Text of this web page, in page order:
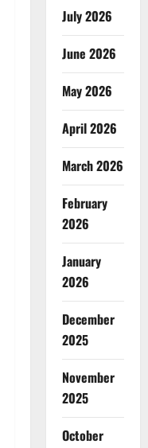
July 2026
June 2026
May 2026
April 2026
March 2026
February
2026
January
2026
December
2025
November
2025
October